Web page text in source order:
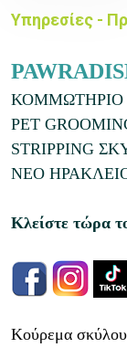
Υπηρεσίες -
ΚΟΜΜΩΤΗΡΙΟ
PET
STRIPPING
ΝΕΟ
Κλείστε τώρα
Κούρεμα σκύλου